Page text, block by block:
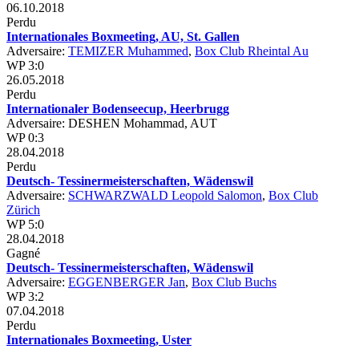
06.10.2018
Perdu
Internationales Boxmeeting, AU, St. Gallen
Adversaire: TEMIZER Muhammed, Box Club Rheintal Au
WP 3:0
26.05.2018
Perdu
Internationaler Bodenseecup, Heerbrugg
Adversaire: DESHEN Mohammad, AUT
WP 0:3
28.04.2018
Perdu
Deutsch- Tessinermeisterschaften, Wädenswil
Adversaire: SCHWARZWALD Leopold Salomon, Box Club
Zürich
WP 5:0
28.04.2018
Gagné
Deutsch- Tessinermeisterschaften, Wädenswil
Adversaire: EGGENBERGER Jan, Box Club Buchs
WP 3:2
07.04.2018
Perdu
Internationales Boxmeeting, Uster